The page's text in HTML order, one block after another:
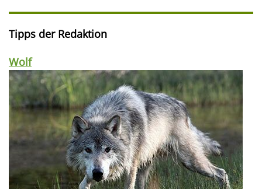
Tipps der Redaktion
Wolf